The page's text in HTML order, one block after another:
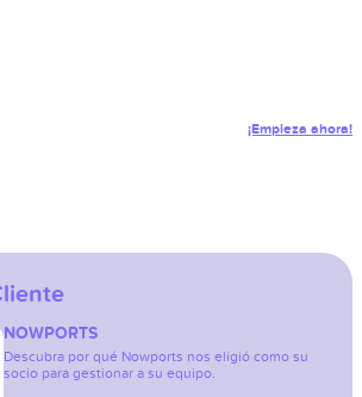
¡Empieza ahora!
NOWPORTS
Descubra por qué Nowports nos eligió como su
socio para gestionar a su equipo.